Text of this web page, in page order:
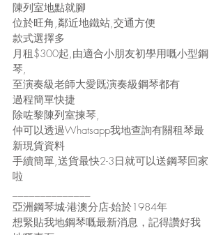
陳列室地點就腳
位於旺角,鄰近地鐵站,交通方便
款式選擇多
月租$300起,由適合小朋友初學用嘅小型鋼
琴,
至演奏級老師大愛既演奏級鋼琴都有
過程簡單快捷
除咗黎陳列室揀琴,
仲可以透過Whatsapp我地查詢有關租琴最
新現貨資料
手續簡單,送貨最快2-3日就可以送鋼琴回家
啦
亞洲鋼琴城-港澳分店-始於1984年
想緊貼我地鋼琴嘅最新消息，記得讚好我